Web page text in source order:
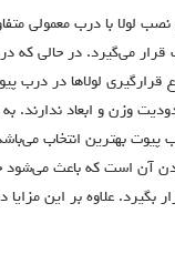
لولا با درب‌ معمولی
قرار می‌گیرد. در حالی
قرارگیری لولاها در درب
وزن و ابعاد ندارند.
پیوت بهترین انتخاب
آن است که باعث می‌شود
بگیرد. علاوه بر این